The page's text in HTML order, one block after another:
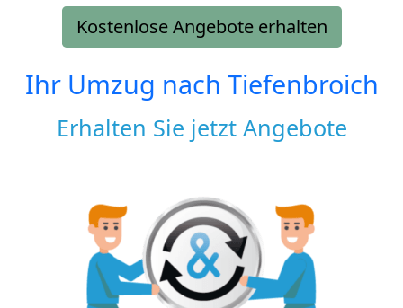
Kostenlose Angebote erhalten
Ihr Umzug nach Tiefenbroich
Erhalten Sie jetzt Angebote